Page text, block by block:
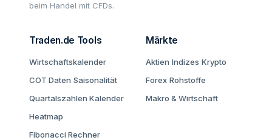
beim Handel mit CFDs.
Traden.de Tools
Wirtschaftskalender
COT Daten Saisonalität
Quartalszahlen Kalender
Heatmap
Fibonacci Rechner
Märkte
Aktien Indizes Krypto
Forex Rohstoffe
Makro & Wirtschaft